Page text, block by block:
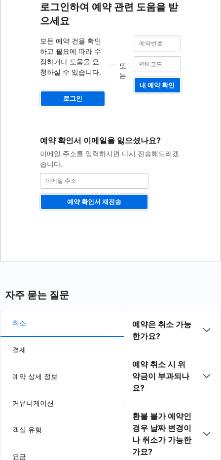
로그인하여 예약 관련 도움을 받
으세요
모든 예약 건을 확인
하고 필요에 따라 수
정하거나 도움을 요
청하실 수 있습니다.
로그인
또
는
약
번
호
예
번
호
내 예약 확인
예약 확인서 이메일을 잃으셨나요?
이메일 주소를 입력하시면 다시 전송해드리겠
습니다.
예약 확인서 재전송
자주 묻는 질문
취소
결제
예약 상세 정보
커뮤니케이션
객실 유형
요금
예약은 취소 가능
한가요?
예약 취소 시 위
약금이 부과되나
요?
환불 불가 예약인
경우 날짜 변경이
나 취소가 가능한
가요?